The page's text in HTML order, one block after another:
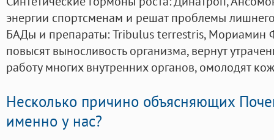
энергии спортсменам и решат проблемы
БАДы и препараты:Tribulus terrestris, Мориамин
повысят выносливость организма, вернут
работу многих внутренних органов, омолодят
Несколько причино объясняющих
именно у нас?